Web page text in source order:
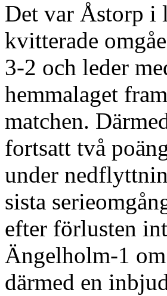
Det var Åstorp i
kvitterade
3-2 och leder
hemmalaget
matchen.
fortsatt två
under
sista
efter förlusten
Ängelholm-1
därmed en